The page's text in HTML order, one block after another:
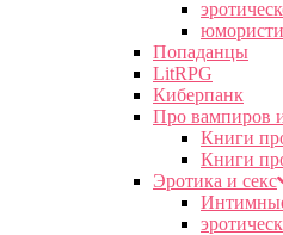
Попаданцы
LitRPG
Киберпанк
Про вампиров
Книги
Книги
Эротика и секс